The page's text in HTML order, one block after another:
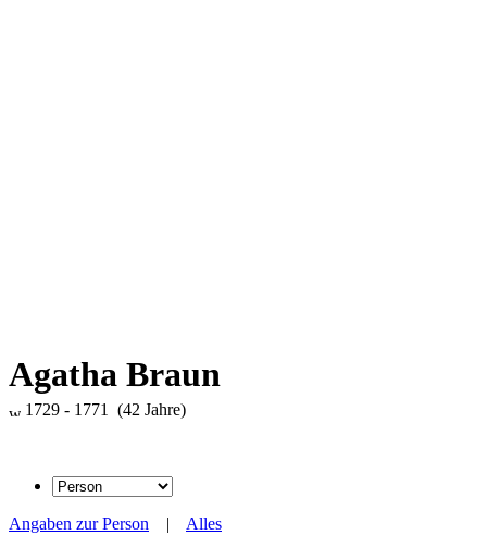
Agatha Braun
1729 - 1771 (42 Jahre)
Angaben zur Person | Alles